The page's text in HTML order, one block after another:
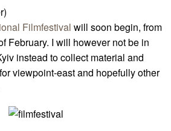
Filmfestival will soon begin, from
February. I will however not be in
instead to collect material and
viewpoint-east and hopefully other